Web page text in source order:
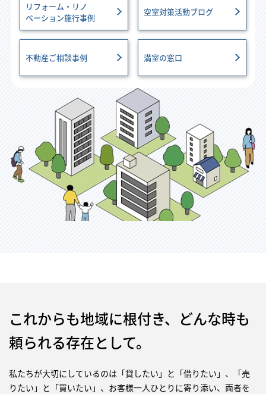
リフォーム・リノ
ベーション施行事例
空室対策活動ブログ
不動産ご相談事例 満室の窓口
これからも地域に根付き、どんな時も
頼られる存在として。
私たちが大切にしているのは「貸したい」と「借りたい」、「売
りたい」と「買いたい」、お客様一人ひとりに寄り添い、両者を